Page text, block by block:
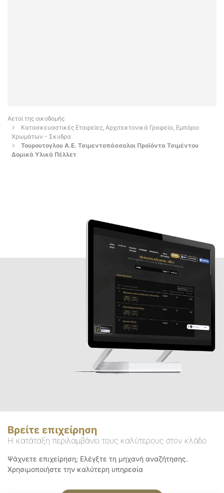
Αετοί της οικοδομής
Κατασκευαστικές Εταιρείες, Αρχιτεκτονικά Γραφεία, Εμπόριο
Χρωμάτων - Σκυδρα
Τουρουτογλου Α.Ε. Τσιμεντοπάσσαλοι Προϊόντα Τσιμέντου
Δομικά Υλικά Πέλλετ
Βρείτε επιχείρηση
Η κατάταξη περιλαμβάνει τους καλύτερους στον κλάδο
Ψάχνετε επιχείρηση; Ελέγξτε τη μηχανή αναζήτησης.
Χρησιμοποιήστε την καλύτερη υπηρεσία